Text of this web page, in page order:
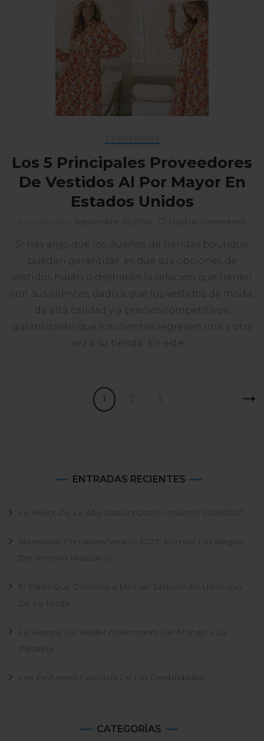
Los 5 Principales Proveedores
De Vestidos Al Por Mayor En
Estados Unidos
septiembre 30, 2024 Deja un comentario
5
De
Si hay algo que los dueños de tiendas boutique
pueden garantizar, es que sus opciones de
vestidos harán o desharán la relación que tienen
con sus clientes, dado a que los vestidos de moda,
de alta calidad y a precios competitivos,
garantizarán que los clientes regresen una y otra
vez a su tienda. En este …
Página
1 Página
2 Página
3
ENTRADAS RECIENTES
Lo Mejor De La Alta Costura Otoño-Invierno 2026/2027
Menswear Primavera-Verano 2027: Rompe Las Reglas
Del Armario Masculino
El Estilo Que Convirtió a Michael Jackson En Un Icono
De La Moda
La Historia De Haider Ackermann: Del Mundo a La
Pasarela
Los Perfumes Favoritos De Las Celebridades
CATEGORÍAS